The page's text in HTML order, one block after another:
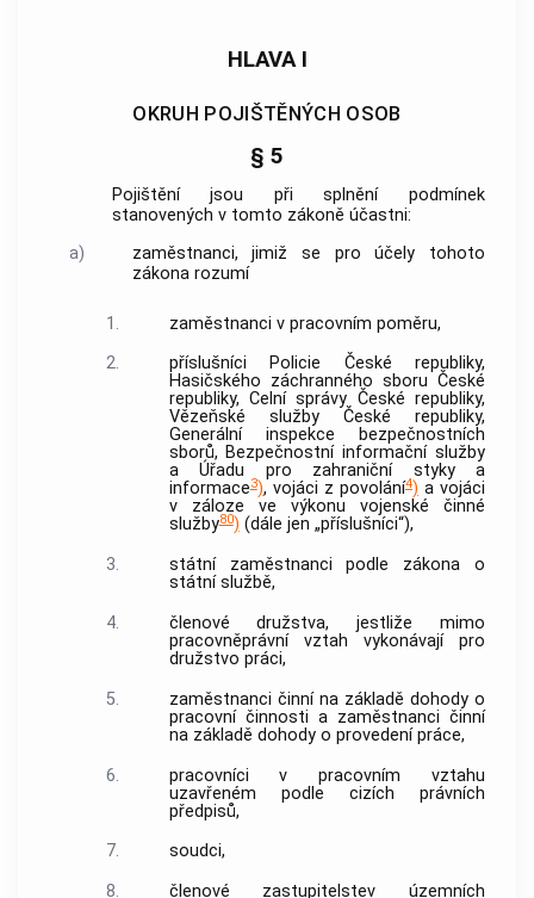
HLAVA I
OKRUH POJIŠTĚNÝCH OSOB
§ 5
Pojištění jsou při splnění podmínek
stanovených v tomto zákoně účastni:
a)
zaměstnanci, jimiž se pro účely tohoto
zákona rozumí
1.
zaměstnanci v pracovním poměru,
2.
příslušníci Policie České republiky,
Hasičského záchranného sboru České
republiky, Celní správy České republiky,
Vězeňské službyČeské republiky,
Generální inspekce bezpečnostních
sborů, Bezpečnostní informační služby
a Úřadu pro zahraniční styky a
informace3), vojáci z povolání4) a vojáci
v záloze ve výkonu vojenské činné
služby80) (dále jen „příslušníci“),
3.
státní zaměstnanci podle zákona o
státní službě,
4.
členové družstva, jestliže mimo
pracovněprávní vztah vykonávají pro
družstvo práci,
5.
zaměstnanci činní na základě dohody o
pracovní činnosti a zaměstnanci činní
na základě dohody o provedení práce,
6.
pracovníci v pracovním vztahu
uzavřeném podle cizích právních
předpisů,
7.
soudci,
8.
členové zastupitelstev územních